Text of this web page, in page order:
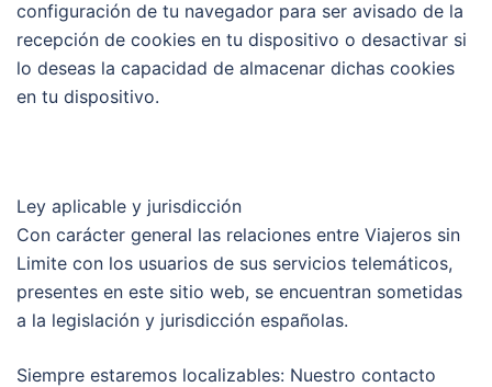
configuración de tu navegador para ser avisado de la
recepción de cookies en tu dispositivo o desactivar si
lo deseas la capacidad de almacenar dichas cookies
en tu dispositivo.
Ley aplicable y jurisdicción
Con carácter general las relaciones entre Viajeros sin
Limite con los usuarios de sus servicios telemáticos,
presentes en este sitio web, se encuentran sometidas
a la legislación y jurisdicción españolas.
Siempre estaremos localizables: Nuestro contacto